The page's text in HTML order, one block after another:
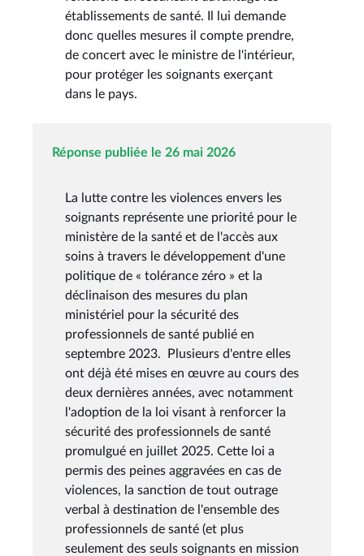
établissements de santé. Il lui demande
donc quelles mesures il compte prendre,
de concert avec le ministre de l'intérieur,
pour protéger les soignants exerçant
dans le pays.
Réponse publiée le 26 mai 2026
La lutte contre les violences envers les
soignants représente une priorité pour le
ministère de la santé et de l'accès aux
soins à travers le développement d'une
politique de « tolérance zéro » et la
déclinaison des mesures du plan
ministériel pour la sécurité des
professionnels de santé publié en
septembre 2023. Plusieurs d'entre elles
ont déjà été mises en œuvre au cours des
deux dernières années, avec notamment
l'adoption de la loi visant à renforcer la
sécurité des professionnels de santé
promulgué en juillet 2025. Cette loi a
permis des peines aggravées en cas de
violences, la sanction de tout outrage
verbal à destination de l'ensemble des
professionnels de santé (et plus
seulement des seuls soignants en mission